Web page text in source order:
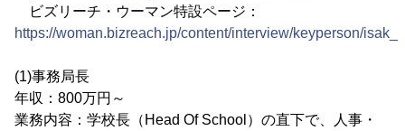
ビズリーチ・ウーマン特設ページ：
https://woman.bizreach.jp/content/interview/keyperson/
(1)事務局長
年収：800万円～
業務内容：学校長（Head Of School）の直下で、人事・